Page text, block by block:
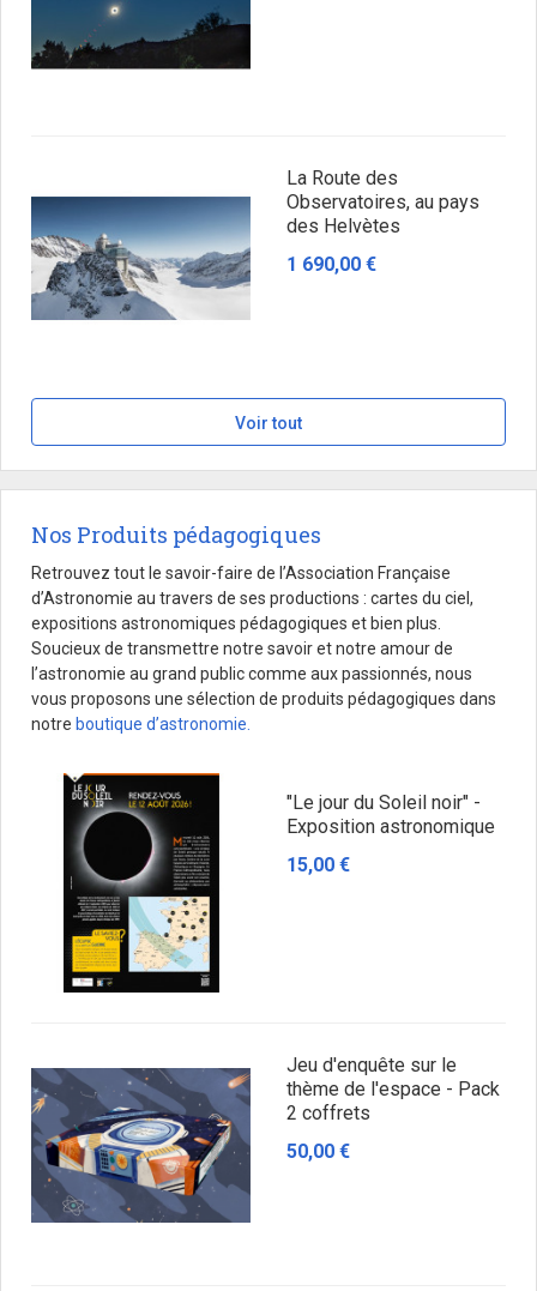
La Route des
Observatoires, au pays
des Helvètes
1 690,00 €
Voir tout
Nos Produits pédagogiques
Retrouvez tout le savoir-faire de l’Association Française
d’Astronomie au travers de ses productions : cartes du ciel,
expositions astronomiques pédagogiques et bien plus.
Soucieux de transmettre notre savoir et notre amour de
l’astronomie au grand public comme aux passionnés, nous
vous proposons une sélection de produits pédagogiques dans
notre boutique d’astronomie.
"Le jour du Soleil noir" -
Exposition astronomique
15,00 €
Jeu d'enquête sur le
thème de l'espace - Pack
2 coffrets
50,00 €